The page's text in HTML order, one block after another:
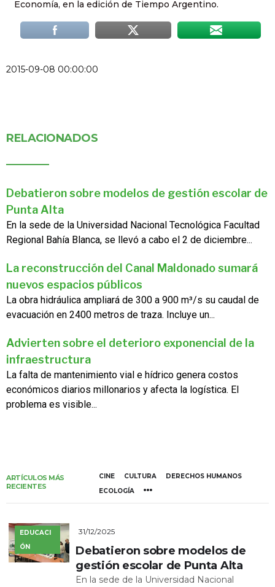
Economía, en la edición de Tiempo Argentino.
2015-09-08 00:00:00
RELACIONADOS
Debatieron sobre modelos de gestión escolar de
Punta Alta
En la sede de la Universidad Nacional Tecnológica Facultad
Regional Bahía Blanca, se llevó a cabo el 2 de diciembre...
La reconstrucción del Canal Maldonado sumará
nuevos espacios públicos
La obra hidráulica ampliará de 300 a 900 m³/s su caudal de
evacuación en 2400 metros de traza. Incluye un...
Advierten sobre el deterioro exponencial de la
infraestructura
La falta de mantenimiento vial e hídrico genera costos
económicos diarios millonarios y afecta la logística. El
problema es visible...
ARTÍCULOS MÁS
RECIENTES
CINE CULTURA
DERECHOS HUMANOS
ECOLOGÍA
EDUCACI
ÓN
31/12/2025
Debatieron sobre modelos de
gestión escolar de Punta Alta
En la sede de la Universidad Nacional